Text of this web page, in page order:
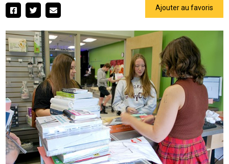
Ajouter au favoris